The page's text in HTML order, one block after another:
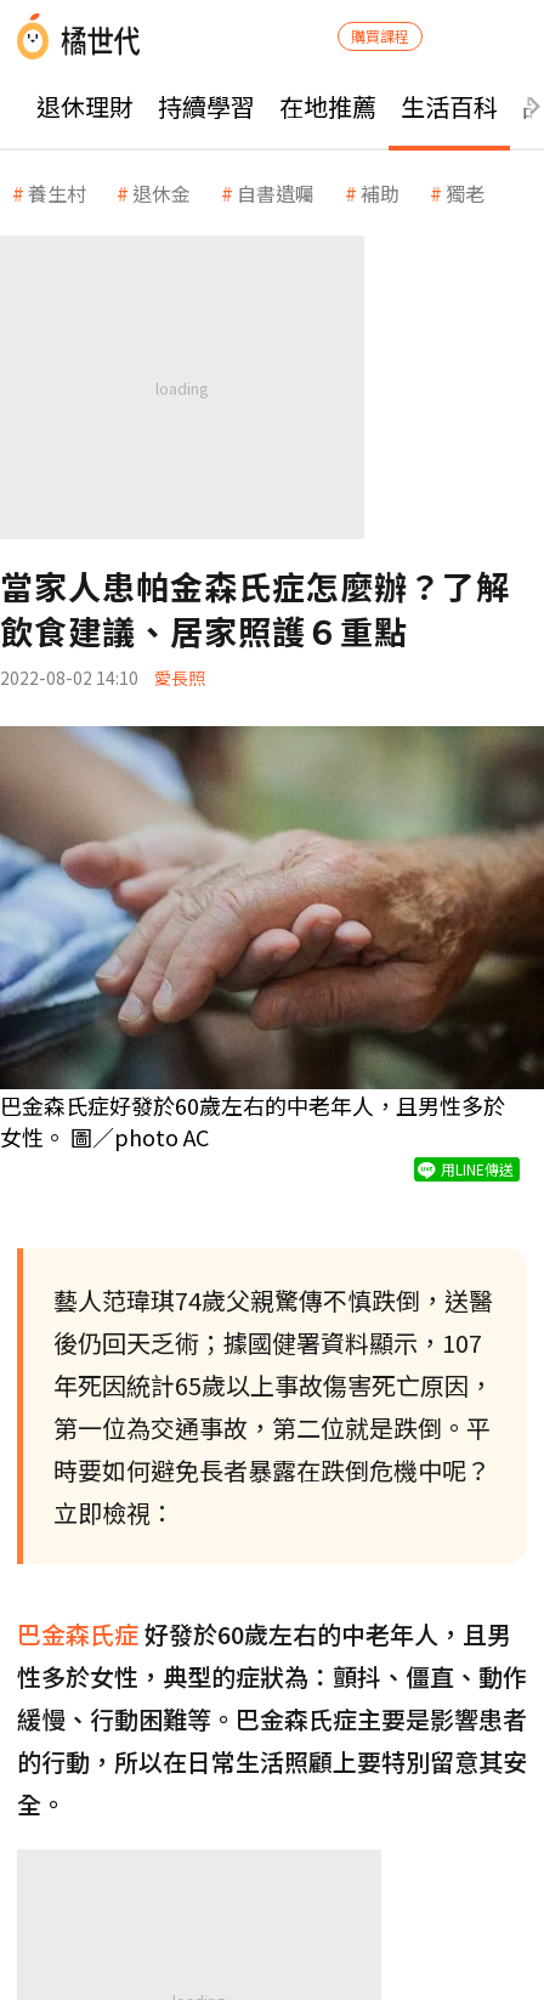
購買課程
退休理財 持續學習 在地推薦 生活百科
養生村 退休金 自書遺囑 補助 獨老
當家人患帕金森氏症怎麼辦？了解
飲食建議、居家照護６重點
2022-08-02 14:10 愛長照
巴金森氏症好發於60歲左右的中老年人，且男性多於
女性。 圖／photo AC
用LINE傳送
藝人范瑋琪74歲父親驚傳不慎跌倒，送醫
後仍回天乏術；據國健署資料顯示，107
年死因統計65歲以上事故傷害死亡原因，
第一位為交通事故，第二位就是跌倒。平
時要如何避免長者暴露在跌倒危機中呢？
立即檢視：
巴金森氏症好發於60歲左右的中老年人，且男
性多於女性，典型的症狀為：顫抖、僵直、動作
緩慢、行動困難等。巴金森氏症主要是影響患者
的行動，所以在日常生活照顧上要特別留意其安
全。